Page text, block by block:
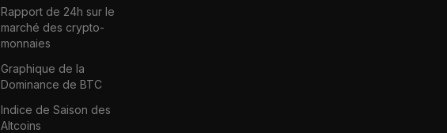
Rapport de 24h sur le
marché des crypto-
monnaies
Graphique de la
Dominance de BTC
Indice de Saison des
Altcoins